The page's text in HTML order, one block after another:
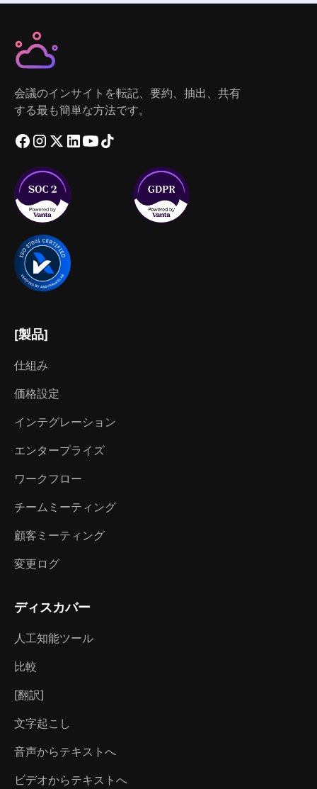
会議のインサイトを転記、要約、抽出、共有
する最も簡単な方法です。
[製品]
仕組み
価格設定
インテグレーション
エンタープライズ
ワークフロー
チームミーティング
顧客ミーティング
変更ログ
ディスカバー
人工知能ツール
比較
[翻訳]
文字起こし
音声からテキストへ
ビデオからテキストへ